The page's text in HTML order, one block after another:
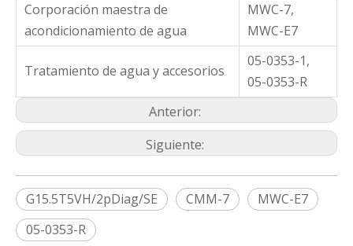
Corporación maestra de
acondicionamiento de agua
MWC-7,
MWC-E7
Tratamiento de agua y accesorios
05-0353-1,
05-0353-R
Anterior:
Siguiente:
G15.5T5VH/2pDiag/SE CMM-7
MWC-E7
05-0353-R